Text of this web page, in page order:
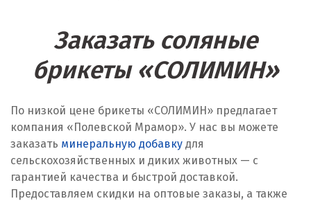
Заказать соляные
брикеты «СОЛИМИН»
По низкой цене брикеты «СОЛИМИН» предлагает
компания «Полевской Мрамор». У нас вы можете
заказать минеральную добавку для
сельскохозяйственных и диких животных — с
гарантией качества и быстрой доставкой.
Предоставляем скидки на оптовые заказы, а также